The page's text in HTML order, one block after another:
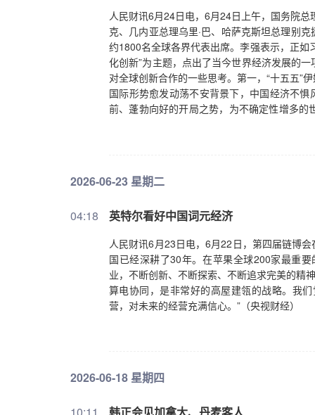
劳动者权益，推动新就业形态健康发展。宋
力，提升为民服务质效。易军常委建议，加
住生活品质。孔令智常委代表台盟中央发言
国政协副主席秦博勇主持会议。中共中央政
周强、何厚铧、梁振英、巴特尔、苏辉、邵
出席会议。（新华社）
人民财讯6月24日电，6月24日上午，国务院
克、几内亚总理乌里·巴、哈萨克斯坦总理别
约1800名全球各界代表出席。李强表示，正
化创新”为主题，点出了当今世界经济发展的
对全球创新合作的一些思考。第一，“十五五”
国际形势愈发动荡不安背景下，中国经济不
前、蓬勃向好的开局之势，为不确定性增多
始创新能力，推进科技创新和产业创新深度
给世界的不是冲击而是机遇，不是威胁而是
阻碍壁垒也日益增多。我们应当深化联通协
力。我们应当坚持科技向善，健全人工智能
创新的主力军，希望大家做创新创造的引领
续打造一流营商环境，真诚欢迎各国企业来华
2026-06-23 星期二
04:18 英特尔看好中国词元经济
人民财讯6月23日电，6月22日，第四届链博
国已经深耕了30年。在苹果全球200家最重
业，不断创新、不断探索、不断追求完美的精
算电协同，是非常好的高屋建瓴的战略。我
营，对未来的经营充满信心。”（央视财经）
2026-06-18 星期四